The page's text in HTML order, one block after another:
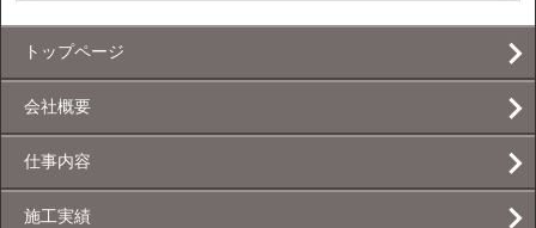
トップページ
会社概要
仕事内容
施工実績